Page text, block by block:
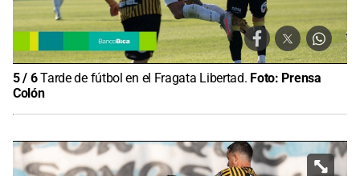
5/ 6Tarde de fútbol en el Fragata Libertad. Foto: Prensa
Colón